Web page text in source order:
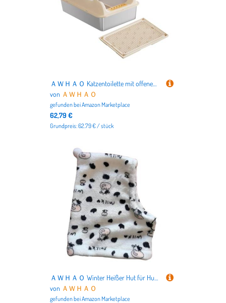
ＡＷＨＡＯ Katzentoilette mit offenem Zugang, Katzensandbehälter für Katzen, Khaki mit Matte
von ＡＷＨＡＯ
gefunden beiAmazon Marketplace
62,79 €
Grundpreis: 62.79 € / stück
ＡＷＨＡＯ Winter Heißer Hut für Hunde, Kostüm mit Ohren, Kapuzen Sweatshirt, Ohrhörer mit Straffender, Kaltes Wetter, Ohrbedeckungen, Milchkuh, S
von ＡＷＨＡＯ
gefunden beiAmazon Marketplace